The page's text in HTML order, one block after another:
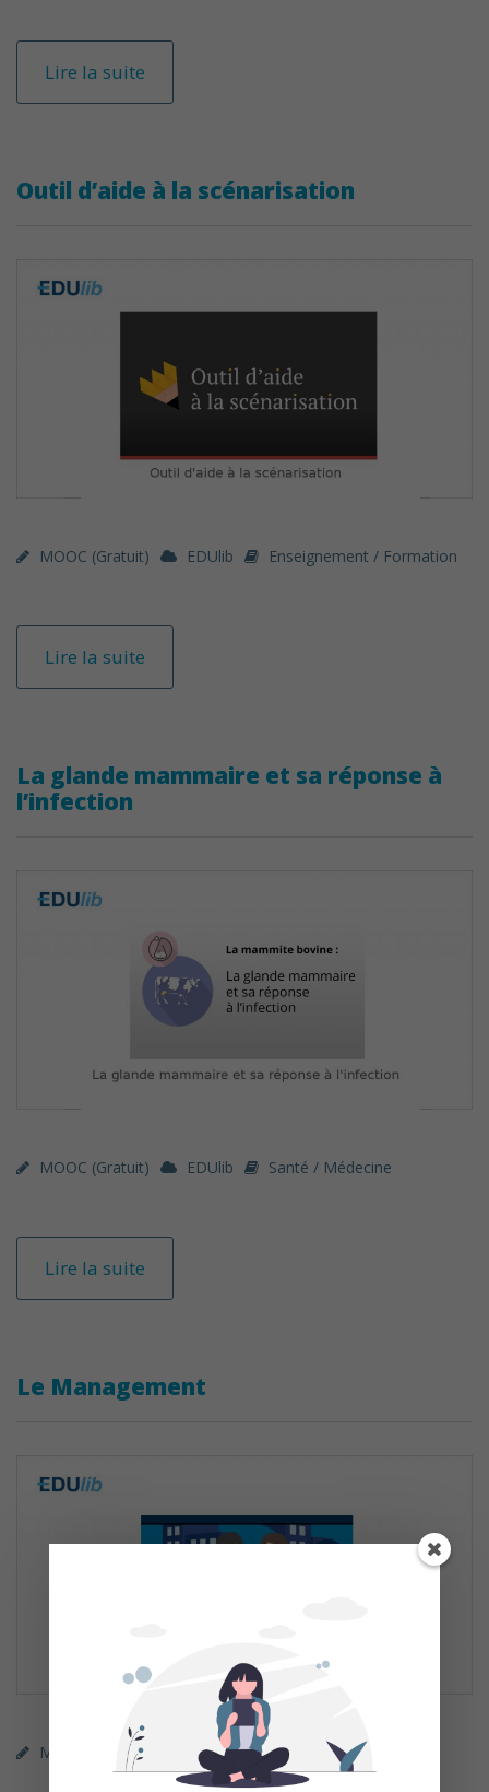
Lire la suite
Outil d’aide à la scénarisation
MOOC (gratuit) EDUlib Enseignement / Formation
Lire la suite
La glande mammaire et sa réponse à
l’infection
MOOC (gratuit) EDUlib Santé / Médecine
Lire la suite
Le Management
MOOC (gratuit) EDUlib Management / RH